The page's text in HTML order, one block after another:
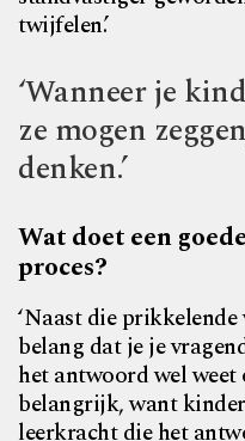
twijfelen.’
‘Wanneer je
ze mogen
denken.’
Wat doet een
proces?
‘Naast die
belang dat je je
het antwoord wel
belangrijk, want
leerkracht die het